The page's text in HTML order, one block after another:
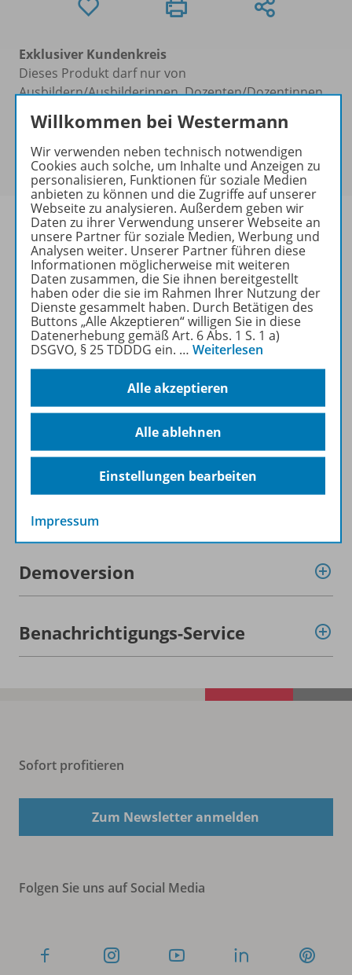
Exklusiver Kundenkreis
Dieses Produkt darf nur von
Ausbildern/Ausbilderinnen, Dozenten/Dozentinnen,
Erziehern/Erzieherinnen, Lehrkräften,
Referendaren/Referendarinnen,
Studenten/Studentinnen und Universitätslehrenden
erworben werden.
Produktinformationen
Beschreibung
Lizenzbedingungen
Systemvoraussetzungen
Zugehörige Produkte
Demoversion
Benachrichtigungs-Service
Sofort profitieren
Zum Newsletter anmelden
Folgen Sie uns auf Social Media
Willkommen bei Westermann
Wir verwenden neben technisch notwendigen
Cookies auch solche, um Inhalte und Anzeigen zu
personalisieren, Funktionen für soziale Medien
anbieten zu können und die Zugriffe auf unserer
Webseite zu analysieren. Außerdem geben wir
Daten zu ihrer Verwendung unserer Webseite an
unsere Partner für soziale Medien, Werbung und
Analysen weiter. Unserer Partner führen diese
Informationen möglicherweise mit weiteren
Daten zusammen, die Sie ihnen bereitgestellt
haben oder die sie im Rahmen Ihrer Nutzung der
Dienste gesammelt haben. Durch Betätigen des
Buttons „Alle Akzeptieren“ willigen Sie in diese
Datenerhebung gemäß Art. 6 Abs. 1 S. 1 a)
DSGVO, § 25 TDDDG ein. … Weiterlesen
Alle akzeptieren
Alle ablehnen
Einstellungen bearbeiten
Impressum